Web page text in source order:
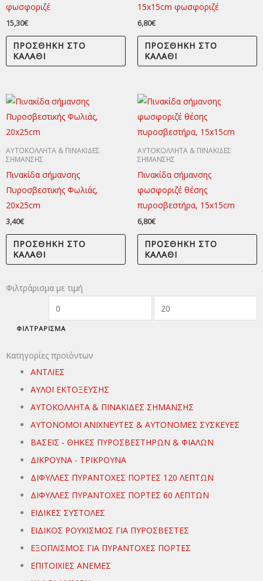
φωσφοριζέ
15,30€
ΠΡΟΣΘΉΚΗ ΣΤΟ
ΚΑΛΆΘΙ
15x15cm φωσφοριζέ
6,80€
ΠΡΟΣΘΉΚΗ ΣΤΟ
ΚΑΛΆΘΙ
ΑΥΤΟΚΟΛΛΗΤΑ & ΠΙΝΑΚΙΔΕΣ
ΣΗΜΑΝΣΗΣ
Πινακίδα σήμανσης
Πυροσβεστικής Φωλιάς,
20x25cm
3,40€
ΠΡΟΣΘΉΚΗ ΣΤΟ
ΚΑΛΆΘΙ
ΑΥΤΟΚΟΛΛΗΤΑ & ΠΙΝΑΚΙΔΕΣ
ΣΗΜΑΝΣΗΣ
Πινακίδα σήμανσης
φωσφοριζέ θέσης
πυροσβεστήρα, 15x15cm
6,80€
ΠΡΟΣΘΉΚΗ ΣΤΟ
ΚΑΛΆΘΙ
Φιλτράρισμα με τιμή
Ελάχιστη
τιμή
τιμή
ΦΙΛΤΡΆΡΙΣΜΑ
Κατηγορίες προϊόντων
ΑΝΤΛΙΕΣ
ΑΥΛΟΙ ΕΚΤΟΞΕΥΣΗΣ
ΑΥΤΟΚΟΛΛΗΤΑ & ΠΙΝΑΚΙΔΕΣ ΣΗΜΑΝΣΗΣ
ΑΥΤΟΝΟΜΟΙ ΑΝΙΧΝΕΥΤΕΣ & ΑΥΤΟΝΟΜΕΣ ΣΥΣΚΕΥΕΣ
ΒΑΣΕΙΣ - ΘΗΚΕΣ ΠΥΡΟΣΒΕΣΤΗΡΩΝ & ΦΙΑΛΩΝ
ΔΙΚΡΟΥΝΑ - ΤΡΙΚΡΟΥΝΑ
ΔΙΦΥΛΛΕΣ ΠΥΡΑΝΤΟΧΕΣ ΠΟΡΤΕΣ 120 ΛΕΠΤΩΝ
ΔΙΦΥΛΛΕΣ ΠΥΡΑΝΤΟΧΕΣ ΠΟΡΤΕΣ 60 ΛΕΠΤΩΝ
ΕΙΔΙΚΕΣ ΣΥΣΤΟΛΕΣ
ΕΙΔΙΚΟΣ ΡΟΥΧΙΣΜΟΣ ΓΙΑ ΠΥΡΟΣΒΕΣΤΕΣ
ΕΞΟΠΛΙΣΜΟΣ ΓΙΑ ΠΥΡΑΝΤΟΧΕΣ ΠΟΡΤΕΣ
ΕΠΙΤΟΙΧΙΕΣ ΑΝΕΜΕΣ